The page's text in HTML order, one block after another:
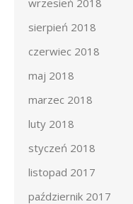
sierpień 2018
czerwiec 2018
maj 2018
marzec 2018
luty 2018
styczeń 2018
listopad 2017
październik 2017